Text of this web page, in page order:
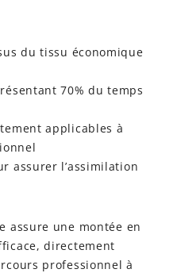
du tissu économique
70% du temps
applicables à
assurer l’assimilation
assure une montée en
directement
professionnel à